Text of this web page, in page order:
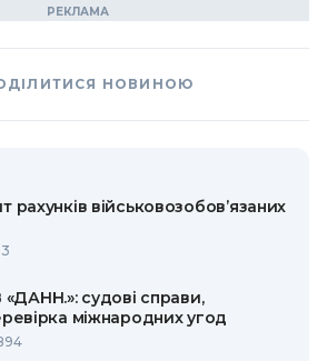
НОВИНОЮ
військовозобов’язаних
судові справи,
міжнародних угод